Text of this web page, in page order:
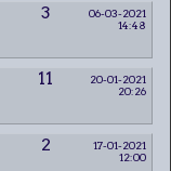
3
06-03-2021
14:48
11
20-01-2021
20:26
2
17-01-2021
12:00